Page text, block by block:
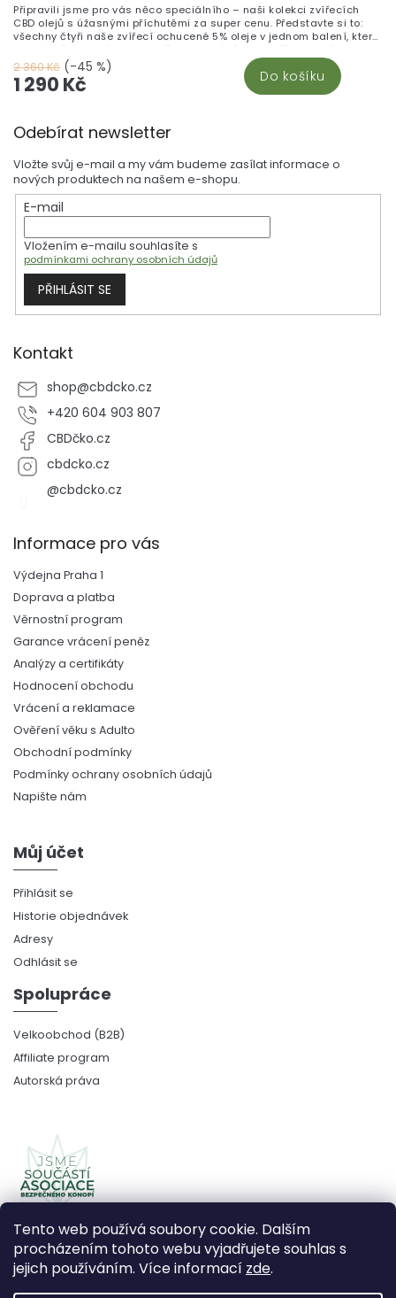
Tento web používá soubory cookie. Dalším
procházením tohoto webu vyjadřujete souhlas s
jejich používáním. Více informací zde.
2 360 Kč (-45 %)
1 290 Kč Do košíku
Připravili jsme pro vás něco speciálního – naši kolekci zvířecích
CBD olejů s úžasnými příchutěmi za super cenu. Představte si to:
všechny čtyři naše zvířecí ochucené 5% oleje v jednom balení, které
je ideální pro jakéhokoliv vašeho domácího mazlíčka. Dopřejte
svému mazlíčkovy příchuť výborné slaniny, šťavnatého roastbeefu,
jemného tuňáka nebo lahodné kuřete. Tyto výjimečné oleje najdete
pouze u nás, takže neváhejte a objednejte na našem webu nebo
Odebírat newsletter
Vložte svůj e-mail a my vám budeme zasílat informace o
nových produktech na našem e-shopu.
E-mail
Vložením e-mailu souhlasíte s
podmínkami ochrany osobních údajů
PŘIHLÁSIT SE
Kontakt
shop@cbdcko.cz
+420 604 903 807
CBDčko.cz
cbdcko.cz
@cbdcko.cz
Informace pro vás
Výdejna Praha 1
Doprava a platba
Věrnostní program
Garance vrácení peněz
Analýzy a certifikáty
Hodnocení obchodu
Vrácení a reklamace
Ověření věku s Adulto
Obchodní podmínky
Podmínky ochrany osobních údajů
Napište nám
Můj účet
Přihlásit se
Historie objednávek
Adresy
Odhlásit se
Spolupráce
Velkoobchod (B2B)
Affiliate program
Autorská práva